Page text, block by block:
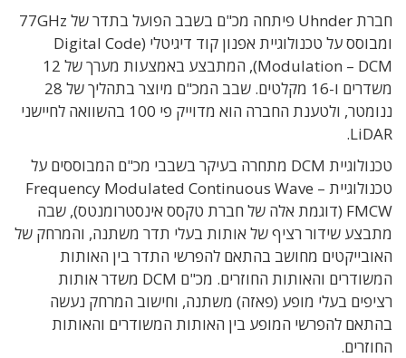
חברת Uhnder פיתחה מכ"ם בשבב הפועל בתדר של 77GHz
ומבוסס על טכנולוגיית אפנון קוד דיגיטלי (Digital Code
Modulation – DCM), המתבצע באמצעות מערך של 12
משדרים ו-16 מקלטים. שבב המכ"ם מיוצר בתהליך של 28
ננומטר, ולטענת החברה הוא מדוייק פי 100 בהשוואה לחיישני
LiDAR.
טכנולוגיית DCM מתחרה בעיקר בשבבי מכ"ם המבוססים על
טכנולוגיית Frequency Modulated Continuous Wave –
FMCW (דוגמת אלה של חברת טקסס אינסטרומנטס), שבה
מתבצע שידור רציף של אותות בעלי תדר משתנה, והמרחק של
האובייקטים מחושב בהתאם להפרשי התדר בין האותות
המשודרים והאותות החוזרים. מכ"ם DCM משדר אותות
רציפים בעלי מופע (פאזה) משתנה, וחישוב המרחק נעשה
בהתאם להפרשי המופע בין האותות המשודרים והאותות
החוזרים.